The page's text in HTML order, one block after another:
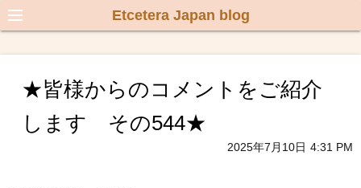
Etcetera Japan blog
★皆様からのコメントをご紹介
します その544★
2025年7月10日 4:31 PM